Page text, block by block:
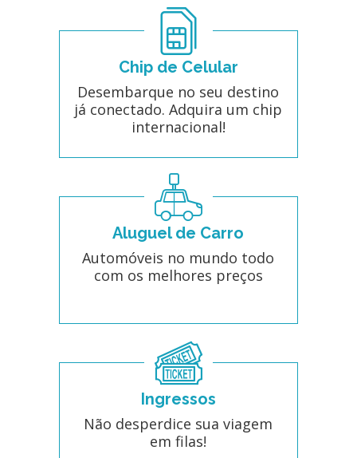
Chip de Celular
Desembarque no seu destino
já conectado. Adquira um chip
internacional!
Aluguel de Carro
Automóveis no mundo todo
com os melhores preços
Ingressos
Não desperdice sua viagem
em filas!